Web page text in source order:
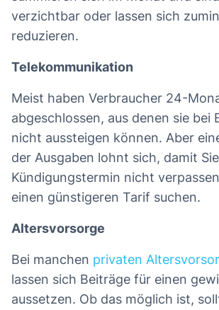
verzichtbar oder lassen sich
reduzieren.
Telekommunikation
Meist haben Verbraucher 24-
abgeschlossen, aus denen sie bei
nicht aussteigen können. Aber
der Ausgaben lohnt sich, damit
Kündigungstermin nicht
einen günstigeren Tarif suchen.
Altersvorsorge
Bei manchen privaten
lassen sich Beiträge für einen
aussetzen. Ob das möglich ist,